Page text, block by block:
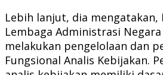
Lebih lanjut, dia mengatakan,
Lembaga Administrasi Negara
melakukan pengelolaan dan
Fungsional Analis Kebijakan.